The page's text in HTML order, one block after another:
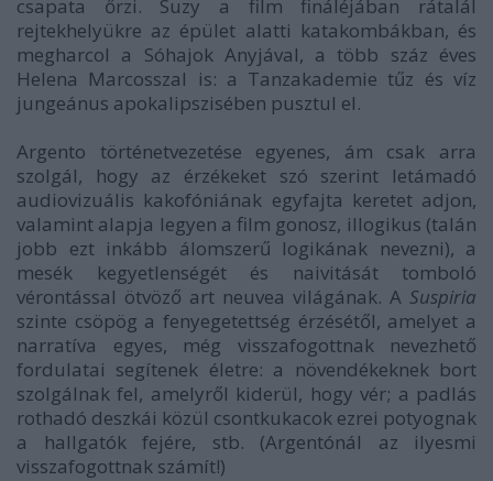
csapata őrzi. Suzy a film fináléjában rátalál
rejtekhelyükre az épület alatti katakombákban, és
megharcol a Sóhajok Anyjával, a több száz éves
Helena Marcosszal is: a Tanzakademie tűz és víz
jungeánus apokalipszisében pusztul el.
Argento történetvezetése egyenes, ám csak arra
szolgál, hogy az érzékeket szó szerint letámadó
audiovizuális kakofóniának egyfajta keretet adjon,
valamint alapja legyen a film gonosz, illogikus (talán
jobb ezt inkább álomszerű logikának nevezni), a
mesék kegyetlenségét és naivitását tomboló
vérontással ötvöző art neuvea világának. A Suspiria
szinte csöpög a fenyegetettség érzésétől, amelyet a
narratíva egyes, még visszafogottnak nevezhető
fordulatai segítenek életre: a növendékeknek bort
szolgálnak fel, amelyről kiderül, hogy vér; a padlás
rothadó deszkái közül csontkukacok ezrei potyognak
a hallgatók fejére, stb. (Argentónál az ilyesmi
visszafogottnak számít!)